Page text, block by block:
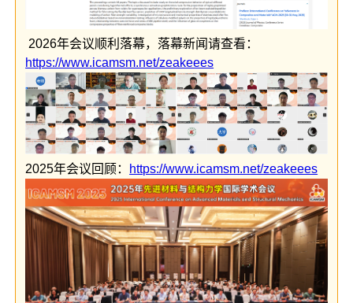
2026年会议顺利落幕，落幕新闻请查看：
https://www.icamsm.net/zeakeees
2025年会议回顾： https://www.icamsm.net/zeakeees